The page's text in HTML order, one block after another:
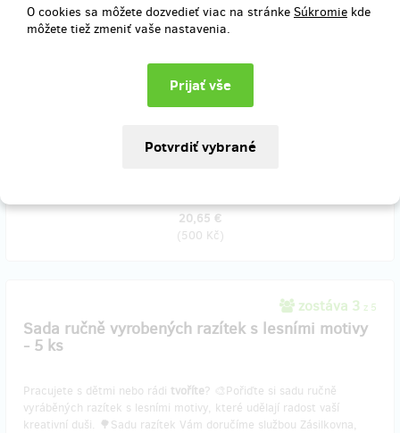
O cookies sa môžete dozvedieť viac na stránke Súkromie kde
môžete tiež zmeniť vaše nastavenia.
Princezna Terezína Vám ji ušije z vyřazených PVC bannerů, které by
jinak mířily na skládku nebo do spaloven. Jedná se o REUSE
originál! Podpoříte nás, přírodu a slow fashion ve vaší skříni!
Peněženku Vám doručíme na adresu. Poštovné je zahrnuto v ceně.
20,65 €
(500 Kč)
zostáva 3 z 5
Sada ručně vyrobených razítek s lesními motivy
- 5 ks
Pracujete s dětmi nebo rádi tvoříte? 🎨Pořiďte si sadu ručně
vyráběných razítek s lesními motivy, které udělají radost vaší
kreativní duši. 🌳Sadu razítek Vám doručíme službou Zásilkovna,